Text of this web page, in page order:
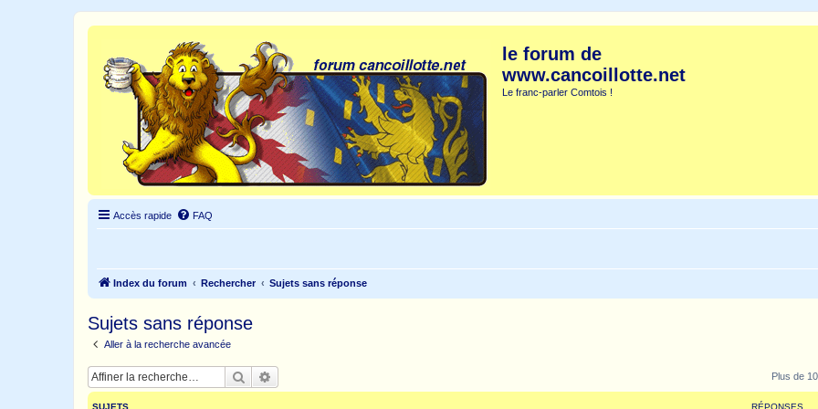
le forum de
www.cancoillotte.net
Le franc-parler Comtois !
Accès rapide FAQ
Index du forum Rechercher Sujets sans réponse
Sujets sans réponse
Aller à la recherche avancée
Rechercher Plus de
SUJETS RÉPONSES